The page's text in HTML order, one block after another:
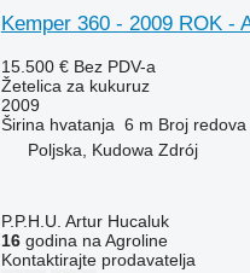
Kemper 360 - 2009 ROK -
15.500 € Bez PDV-a
Žetelica za kukuruz
2009
Širina hvatanja 6 m Broj redova
Poljska, Kudowa Zdrój
P.P.H.U. Artur Hucaluk
16godina na Agroline
Kontaktirajte prodavatelja